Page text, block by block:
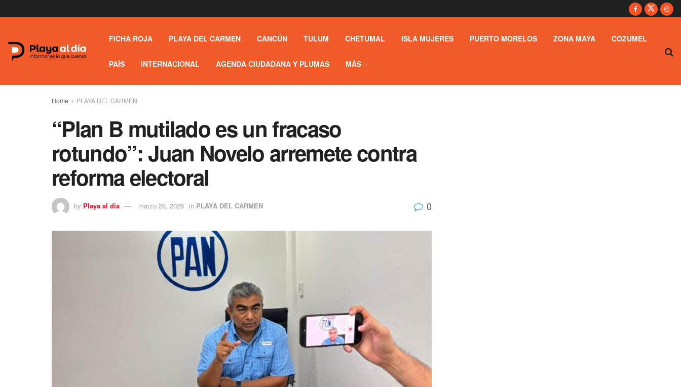
FICHA ROJA PLAYA DEL CARMEN CANCÚN TULUM CHETUMAL ISLA MUJERES PUERTO MORELOS ZONA MAYA COZUMEL
PAÍS INTERNACIONAL AGENDA CIUDADANA Y PLUMAS MÁS
Home PLAYA DEL CARMEN
“Plan B mutilado es un fracaso
rotundo”: Juan Novelo arremete contra
reforma electoral
by Playa al dia marzo 26, 2026 in PLAYA DEL CARMEN 0